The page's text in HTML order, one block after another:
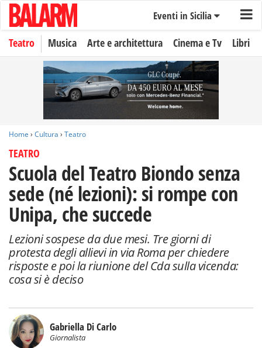
Eventi in Sicilia
Teatro Musica Arte e architettura Cinema e Tv Libri
Home › Cultura › Teatro
TEATRO
Scuola del Teatro Biondo senza
sede (né lezioni): si rompe con
Unipa, che succede
Lezioni sospese da due mesi. Tre giorni di
protesta degli allievi in via Roma per chiedere
risposte e poi la riunione del Cda sulla vicenda:
cosa si è deciso
Gabriella Di Carlo
Giornalista